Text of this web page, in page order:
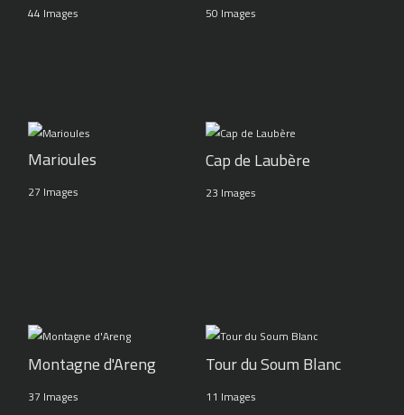
44 Images 50 Images
Marioules
27 Images
Cap de Laubère
23 Images
Montagne d'Areng
37 Images
Tour du Soum Blanc
11 Images